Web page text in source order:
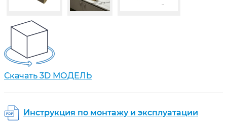
Скачать 3D МОДЕЛЬ
Инструкция по монтажу и эксплуатации